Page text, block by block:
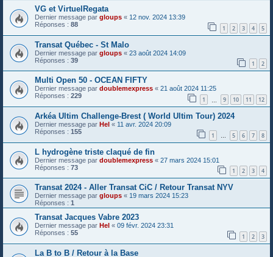
VG et VirtuelRegata
Dernier message par gloups « 12 nov. 2024 13:39
Réponses : 88 1 2 3 4 5
Transat Québec - St Malo
Dernier message par gloups « 23 août 2024 14:09
Réponses : 39 1 2
Multi Open 50 - OCEAN FIFTY
Dernier message par doublemexpress « 21 août 2024 11:25
Réponses : 229 1 9 10 11 12
Arkéa Ultim Challenge-Brest ( World Ultim Tour) 2024
Dernier message par Hel « 11 avr. 2024 20:09
Réponses : 155 1 … 5 6 7 8
L hydrogène triste claqué de fin
Dernier message par doublemexpress « 27 mars 2024 15:01
Réponses : 73 1 2 3 4
Transat 2024 - Aller Transat CiC / Retour Transat NYV
Dernier message par gloups « 19 mars 2024 15:23
Réponses : 1
Transat Jacques Vabre 2023
Dernier message par Hel « 09 févr. 2024 23:31
Réponses : 55 1 2 3
La B to B / Retour à la Base